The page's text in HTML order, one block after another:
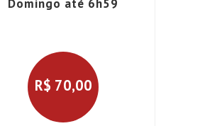
Domingo até 6h59
R$ 70,00